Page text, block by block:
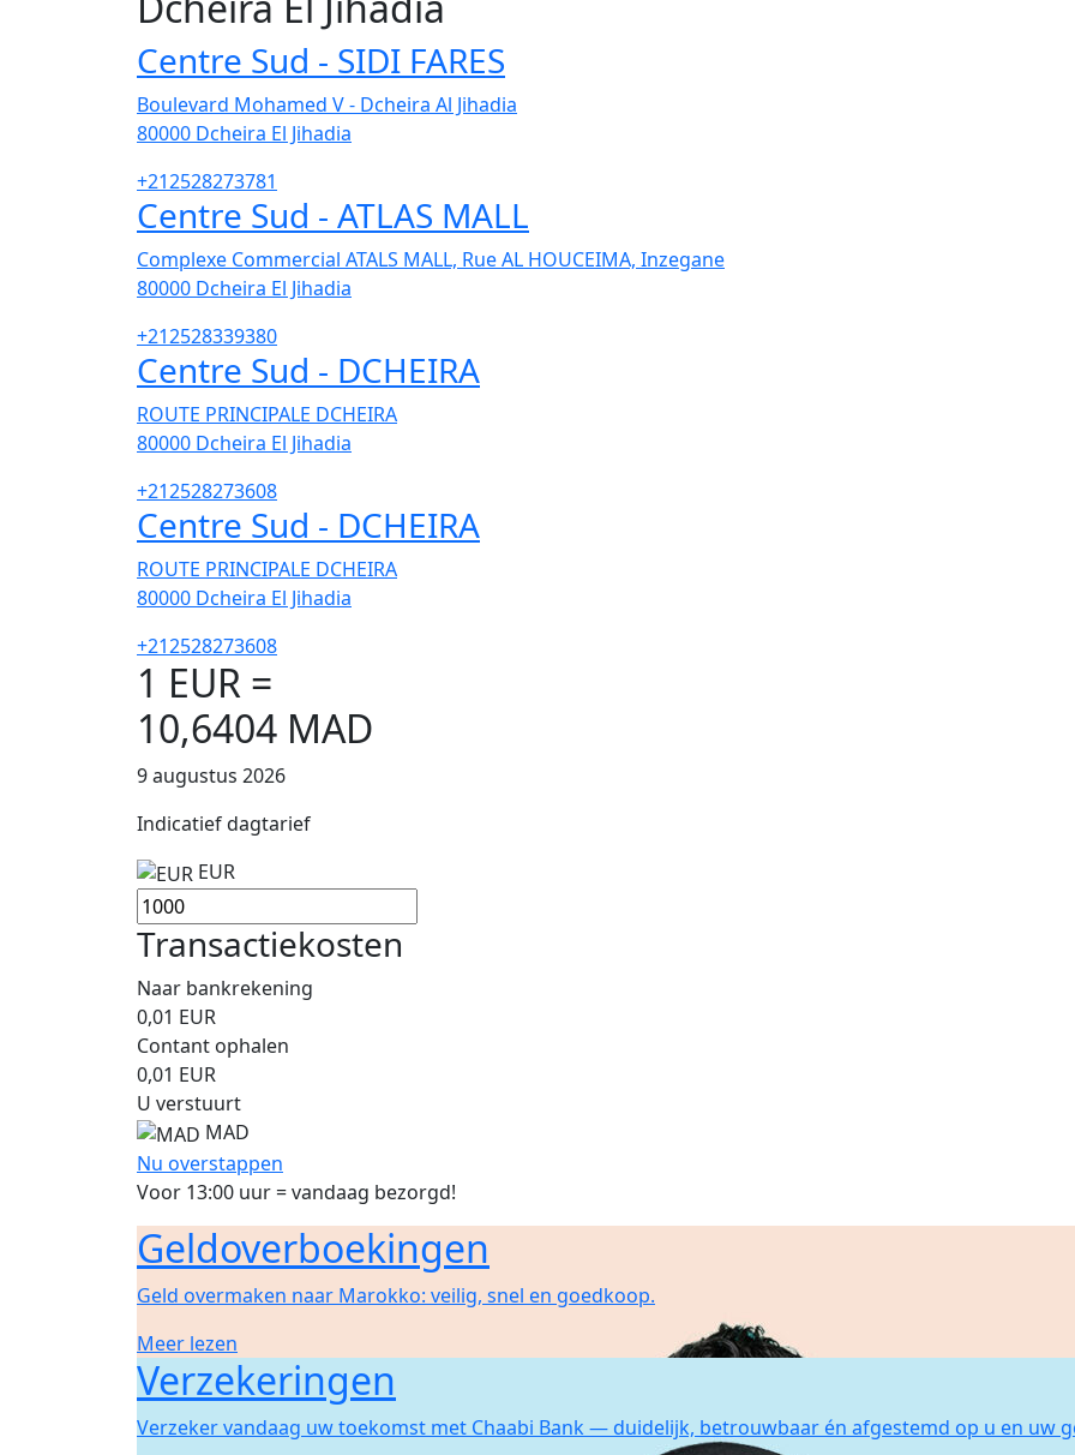
Centre Sud - SIDI FARES
Boulevard Mohamed V - Dcheira Al Jihadia
80000 Dcheira El Jihadia
+212528273781
Centre Sud - ATLAS MALL
Complexe Commercial ATALS MALL, Rue AL HOUCEIMA, Inzegane
80000 Dcheira El Jihadia
+212528339380
Centre Sud - DCHEIRA
ROUTE PRINCIPALE DCHEIRA
80000 Dcheira El Jihadia
+212528273608
Centre Sud - DCHEIRA
ROUTE PRINCIPALE DCHEIRA
80000 Dcheira El Jihadia
+212528273608
1 EUR =
10,6404 MAD
9 augustus 2026
Indicatief dagtarief
EUR
Transactiekosten
Naar bankrekening
0,01 EUR
Contant ophalen
0,01 EUR
U verstuurt
MAD
Nu overstappen
Voor 13:00 uur = vandaag bezorgd!
Geldoverboekingen
Geld overmaken naar Marokko: veilig, snel en goedkoop.
Meer lezen
Verzekeringen
Verzeker vandaag uw toekomst met Chaabi Bank — duidelijk, betrouwbaar én afgestemd op u en uw